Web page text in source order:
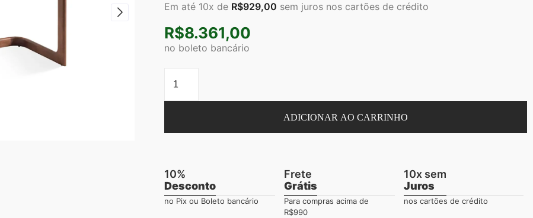
Em até 10x de R$929,00 sem juros nos cartões de crédito
R$8.361,00
no boleto bancário
ADICIONAR AO CARRINHO
10%
Desconto
no Pix ou Boleto bancário
Frete
Grátis
Para compras acima de
R$990
10x sem
Juros
nos cartões de crédito